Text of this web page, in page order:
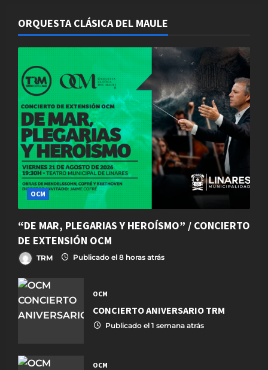
ORQUESTA CLÁSICA DEL MAULE
OCM
“DE MAR, PLEGARIAS Y HEROÍSMO” / CONCIERTO
DE EXTENSIÓN OCM
TRM Publicado el 8 horas atrás
OCM
CONCIERTO ANIVERSARIO TRM
Publicado el 1 semana atrás
OCM